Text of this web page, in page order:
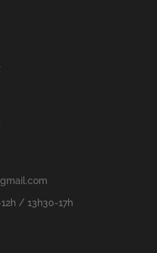
/ 13h30-17h